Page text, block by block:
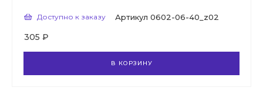
Доступно к заказу Артикул 0602-06-40_z02
305 ₽
В КОРЗИНУ